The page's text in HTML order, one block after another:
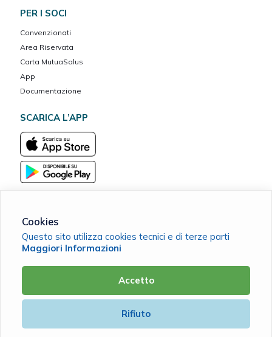
PER I SOCI
Convenzionati
Area Riservata
Carta MutuaSalus
App
Documentazione
SCARICA L’APP
MarcheVita ETS Cassa Mutua del Banco Marchigiano
C.F. 90038420411 |Cookie Policy
Powered by
Cookies
Questo sito utilizza cookies tecnici e di terze parti
Maggiori Informazioni
Accetto
Rifiuto